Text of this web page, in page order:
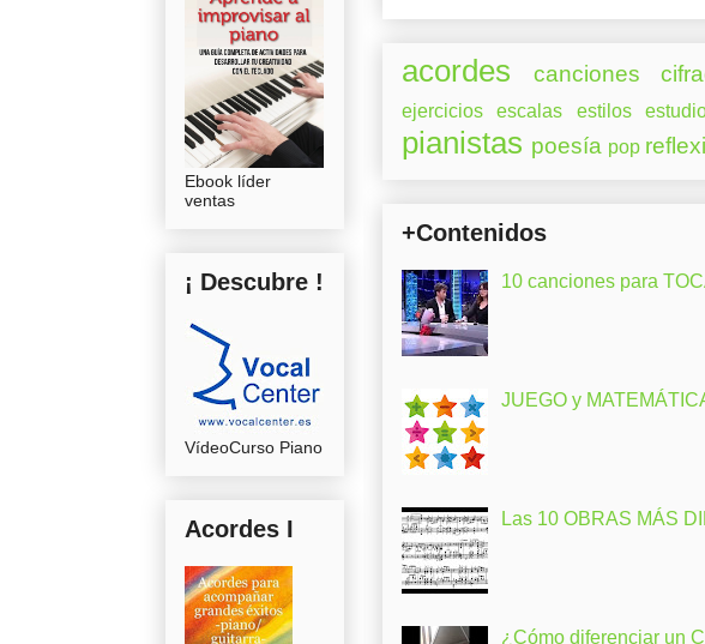
acordes canciones
ejercicios escalas estilos
pianistas poesía pop
+Contenidos
10 canciones para
JUEGO y
Las 10 OBRAS MÁS
¿Cómo diferenciar un
Ebook líder
ventas
¡ Descubre !
VídeoCurso Piano
Acordes I